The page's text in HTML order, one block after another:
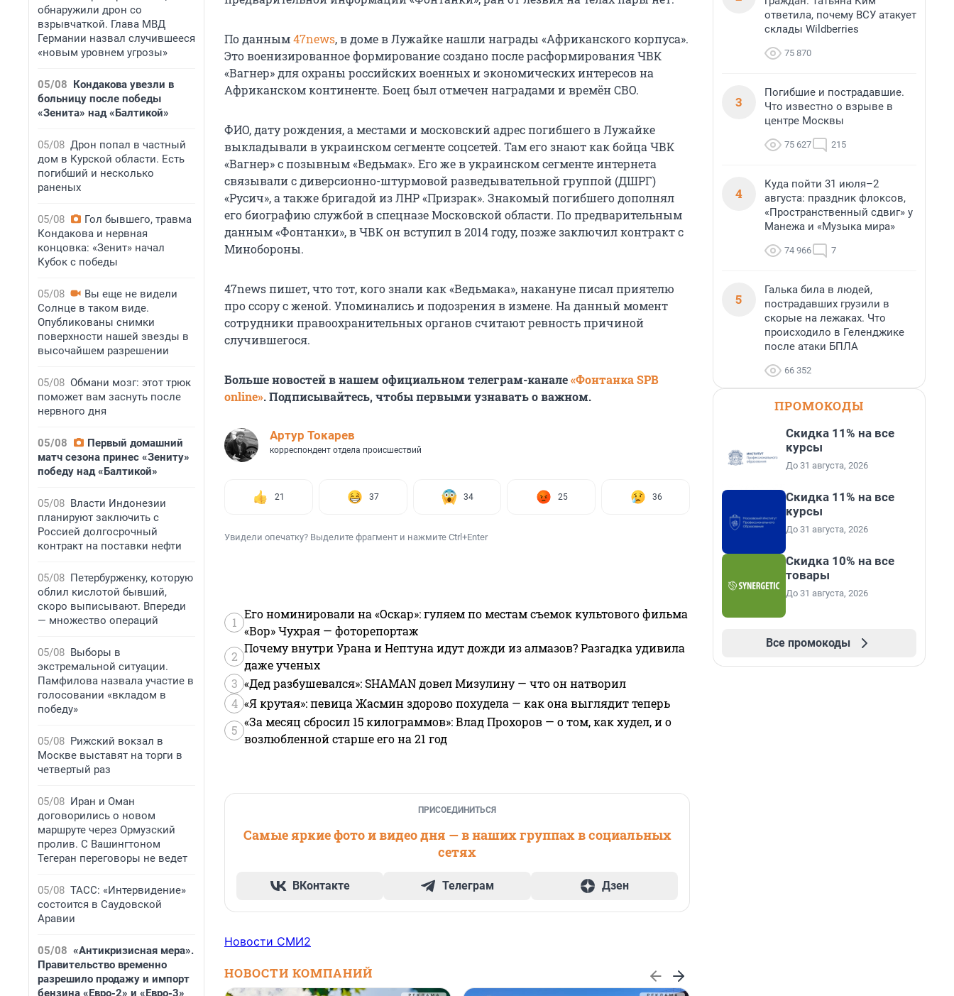
обнаружили дрон со
взрывчаткой. Глава МВД
Германии назвал случившееся
«новым уровнем угрозы»
05/08 Кондакова увезли в
больницу после победы
«Зенита» над «Балтикой»
05/08 Дрон попал в частный
дом в Курской области. Есть
погибший и несколько
раненых
05/08
Гол бывшего, травма
Кондакова и нервная
концовка: «Зенит» начал
Кубок с победы
05/08
Вы еще не видели
Солнце в таком виде.
Опубликованы снимки
поверхности нашей звезды в
высочайшем разрешении
05/08 Обмани мозг: этот трюк
поможет вам заснуть после
нервного дня
05/08
Первый домашний
матч сезона принес «Зениту»
победу над «Балтикой»
05/08 Власти Индонезии
планируют заключить с
Россией долгосрочный
контракт на поставки нефти
05/08 Петербурженку, которую
облил кислотой бывший,
скоро выписывают. Впереди
— множество операций
05/08 Выборы в
экстремальной ситуации.
Памфилова назвала участие в
голосовании «вкладом в
победу»
05/08 Рижский вокзал в
Москве выставят на торги в
четвертый раз
05/08 Иран и Оман
договорились о новом
маршруте через Ормузский
пролив. С Вашингтоном
Тегеран переговоры не ведет
05/08 ТАСС: «Интервидение»
состоится в Саудовской
Аравии
05/08 «Антикризисная мера».
Правительство временно
разрешило продажу и импорт
бензина «Евро-2» и «Евро-3»
По данным47news, в доме в Лужайке нашли награды «Африканского корпуса».
Это военизированное формирование создано после расформирования ЧВК
«Вагнер» для охраны российских военных и экономических интересов на
Африканском континенте. Боец был отмечен наградами и времён СВО.
ФИО, дату рождения, а местами и московский адрес погибшего в Лужайке
выкладывали в украинском сегменте соцсетей. Там его знают как бойца ЧВК
«Вагнер» с позывным «Ведьмак». Его же в украинском сегменте интернета
связывали с диверсионно-штурмовой разведывательной группой (ДШРГ)
«Русич», а также бригадой из ЛНР «Призрак». Знакомый погибшего дополнял
его биографию службой в спецназе Московской области. По предварительным
данным «Фонтанки», в ЧВК он вступил в 2014 году, позже заключил контракт с
Минобороны.
47news пишет, что тот, кого знали как «Ведьмака», накануне писал приятелю
про ссору с женой. Упоминались и подозрения в измене. На данный момент
сотрудники правоохранительных органов считают ревность причиной
случившегося.
Больше новостей в нашем официальном телеграм-канале«Фонтанка SPB
online». Подписывайтесь, чтобы первыми узнавать о важном.
Артур Токарев
корреспондент отдела происшествий
21 37 34 25 36
Увидели опечатку? Выделите фрагмент и нажмите Ctrl+Enter
1
Его номинировали на «Оскар»: гуляем по местам съемок культового фильма
«Вор» Чухрая — фоторепортаж
2
Почему внутри Урана и Нептуна идут дожди из алмазов? Разгадка удивила
даже ученых
3 «Дед разбушевался»: SHAMAN довел Мизулину — что он натворил
4 «Я крутая»: певица Жасмин здорово похудела — как она выглядит теперь
5
«За месяц сбросил 15 килограммов»: Влад Прохоров — о том, как худел, и о
возлюбленной старше его на 21 год
ПРИСОЕДИНИТЬСЯ
Самые яркие фото и видео дня — в наших группах в социальных
сетях
ВКонтакте Телеграм Дзен
Новости СМИ2
НОВОСТИ КОМПАНИЙ
ответила, почему ВСУ атакует
склады Wildberries
75 870
3
Погибшие и пострадавшие.
Что известно о взрыве в
центре Москвы
75 627 215
4
Куда пойти 31 июля–2
августа: праздник флоксов,
«Пространственный сдвиг» у
Манежа и «Музыка мира»
74 966 7
5
Галька била в людей,
пострадавших грузили в
скорые на лежаках. Что
происходило в Геленджике
после атаки БПЛА
66 352
ПРОМОКОДЫ
Скидка 11% на все
курсы
До 31 августа, 2026
Скидка 11% на все
курсы
До 31 августа, 2026
Скидка 10% на все
товары
До 31 августа, 2026
Все промокоды